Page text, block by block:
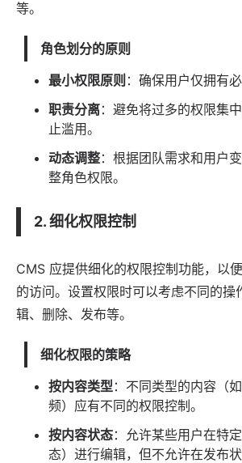
等。
角色划分的原则
最小权限原则 ：确保用户仅拥有必
职责分离：避免将过多的权限集
止滥用。
动态调整：根据团队需求和用户
整角色权限。
2. 细化权限控制
CMS 应提供细化的权限控制功能，以
的访问。设置权限时可以考虑不同的操
辑、删除、发布等。
细化权限的策略
按内容类型 ：不同类型的内容（
频）应有不同的权限控制。
按内容状态：允许某些用户在特
态）进行编辑，但不允许在发布状